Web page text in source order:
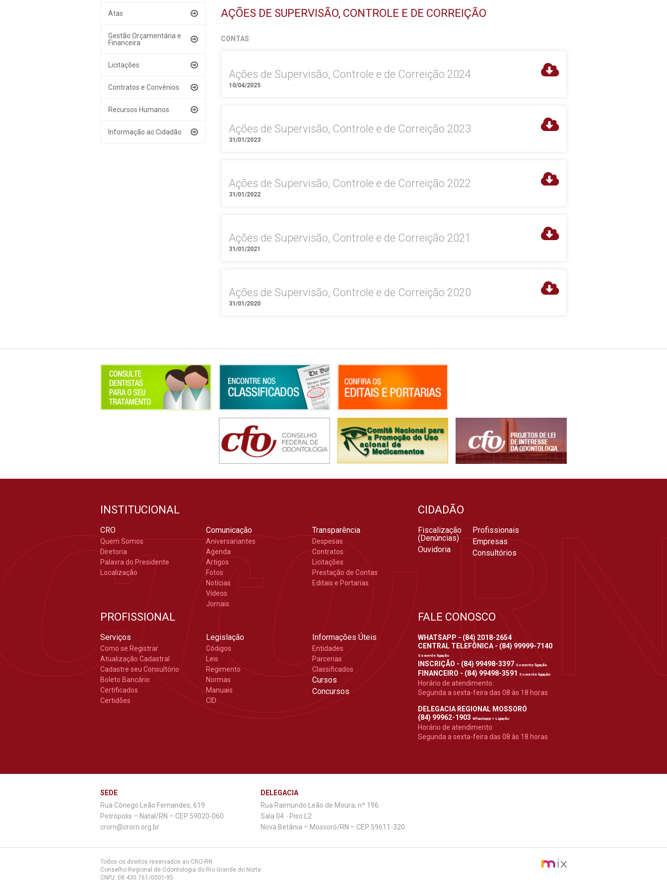
Atas
Gestão Orçamentária e
Financeira
Licitações
Contratos e Convênios
Recursos Humanos
Informação ao Cidadão
AÇÕES DE SUPERVISÃO, CONTROLE E DE CORREIÇÃO
CONTAS
Ações de Supervisão, Controle e de Correição 2024
10/04/2025
Ações de Supervisão, Controle e de Correição 2023
31/01/2023
Ações de Supervisão, Controle e de Correição 2022
31/01/2022
Ações de Supervisão, Controle e de Correição 2021
31/01/2021
Ações de Supervisão, Controle e de Correição 2020
31/01/2020
INSTITUCIONAL
CRO
Quem Somos
Diretoria
Palavra do Presidente
Localização
Comunicação
Aniversariantes
Agenda
Artigos
Fotos
Notícias
Vídeos
Jornais
Transparência
Despesas
Contratos
Licitações
Prestação de Contas
Editais e Portarias
CIDADÃO
Fiscalização
(Denúncias)
Ouvidoria
Profissionais
Empresas
Consultórios
PROFISSIONAL
Serviços
Como se Registrar
Atualização Cadastral
Cadastre seu Consultório
Boleto Bancário
Certificados
Certidões
Legislação
Códigos
Leis
Regimento
Normas
Manuais
CID
Informações Úteis
Entidades
Parcerias
Classificados
Cursos
Concursos
FALE CONOSCO
WHATSAPP - (84) 2018-2654
CENTRAL TELEFÔNICA - (84) 99999-7140
Somente ligação
INSCRIÇÃO - (84) 99498-3397 Somente ligação
FINANCEIRO - (84) 99498-3591 Somente ligação
Horário de atendimento:
Segunda a sexta-feira das 08 às 18 horas
DELEGACIA REGIONAL MOSSORÓ
(84) 99962-1903 Whastapp + Ligação
Horário de atendimento:
Segunda a sexta-feira das 08 às 18 horas
SEDE
Rua Cônego Leão Fernandes, 619
Petrópolis – Natal/RN – CEP 59020-060
crorn@crorn.org.br
DELEGACIA
Rua Raimundo Leão de Moura, nº 196.
Sala 04 - Piso L2
Nova Betânia – Mossoró/RN – CEP 59611-320
Todos os direitos reservados ao CRO-RN
Conselho Regional de Odontologia do Rio Grande do Norte
CNPJ: 08.430.761/0001-95